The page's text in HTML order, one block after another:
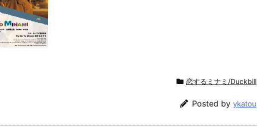
恋するミナミ/Duckbill
Posted by ykatou